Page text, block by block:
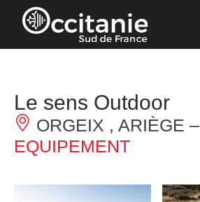
Panneau de gestion des cookies
Le sens Outdoor
ORGEIX , ARIÈGE –
EQUIPEMENT